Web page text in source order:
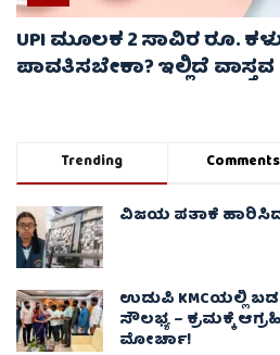
UPI ಮೂಲಕ 2 ಸಾವಿರ ರೂ.
ಪಾವತಿಸಬೇಕಾ? ಇಲ್ಲಿದೆ ವಾಸ್ತವ
Trending Comments
ವಿಜಯ ಪತಾಕೆ
ಉಡುಪಿ KMCಯಲ್ಲಿ
ಸೌಲಭ್ಯ – ಕ್ರಮಕ್ಕೆ
ಮೋರ್ಚಾ!